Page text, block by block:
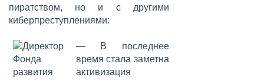
пиратством, но и с другими
киберпреступлениями:
— В последнее
время стала заметна
активизация